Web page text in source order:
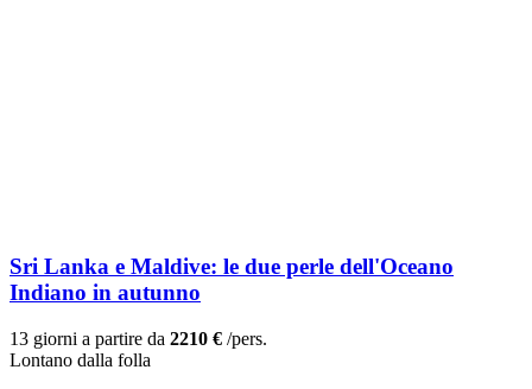
Sri Lanka e Maldive: le due perle dell'Oceano
Indiano in autunno
13 giorni a partire da 2210 € /pers.
Lontano dalla folla